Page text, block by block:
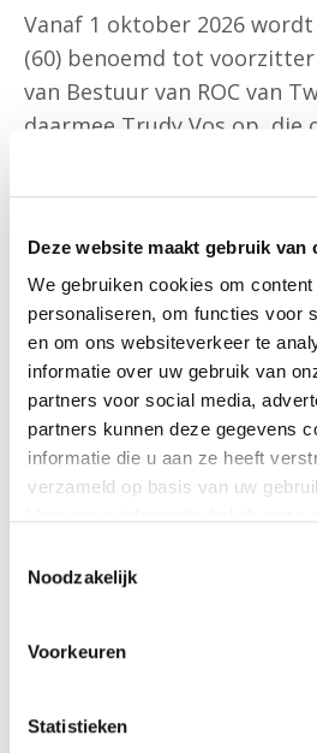
Deze website maakt gebruik van
We gebruiken cookies om
personaliseren, om functies voor
en om ons websiteverkeer te
informatie over uw gebruik van
partners voor social media,
partners kunnen deze gegevens
informatie die u aan ze heeft
verzameld op basis van uw
We werken samen met
Noodzakelijk
Voorkeuren
Statistieken
Vanaf 1 oktober 2026
(60) benoemd tot voorzitter
van Bestuur van ROC van
daarmee Trudy Vos op, die
met pensioen gaat na een
periode bij de
Capabele
betrokken
visie
Toezicht van ROC van Twente, is de
vanzelfsprekende stap: ''Na drie jaar
heeft zich bewezen als een capabele,
organisatieontwikkeling. De koers
ingezet, en de nieuwe strategische